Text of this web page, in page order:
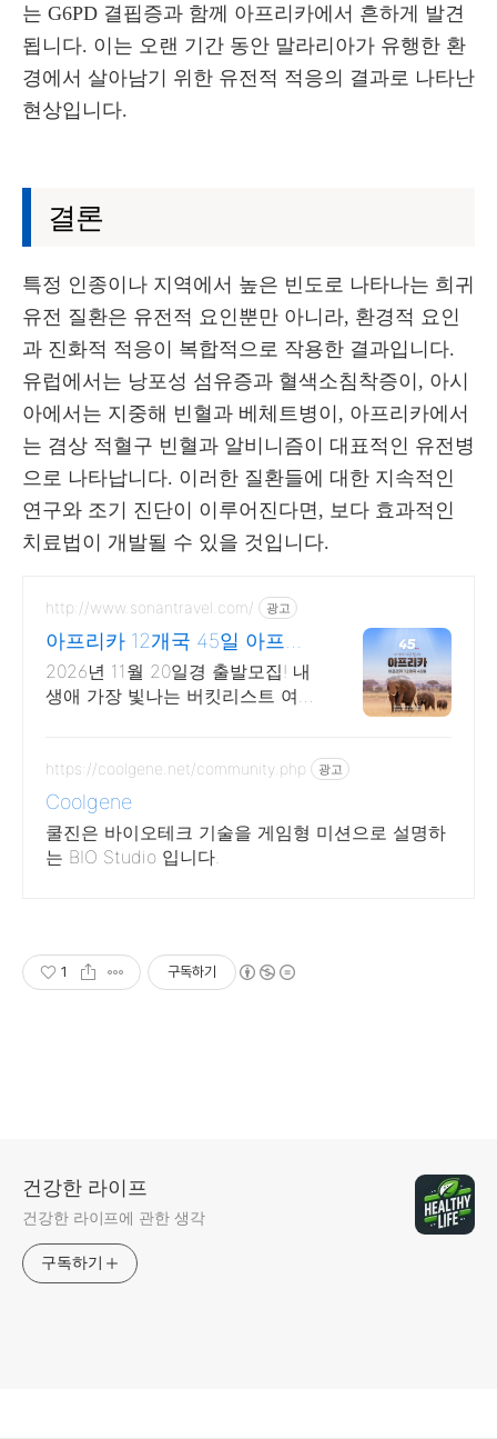
는 G6PD 결핍증과 함께 아프리카에서 흔하게 발견
됩니다. 이는 오랜 기간 동안 말라리아가 유행한 환
경에서 살아남기 위한 유전적 적응의 결과로 나타난
현상입니다.
결론
특정 인종이나 지역에서 높은 빈도로 나타나는 희귀
유전 질환은 유전적 요인뿐만 아니라, 환경적 요인
과 진화적 적응이 복합적으로 작용한 결과입니다.
유럽에서는 낭포성 섬유증과 혈색소침착증이, 아시
아에서는 지중해 빈혈과 베체트병이, 아프리카에서
는 겸상 적혈구 빈혈과 알비니즘이 대표적인 유전병
으로 나타납니다. 이러한 질환들에 대한 지속적인
연구와 조기 진단이 이루어진다면, 보다 효과적인
치료법이 개발될 수 있을 것입니다.
http://www.sonantravel.com/ 광고
아프리카 12개국 45일 아프리
카 12개국 45일
2026년 11월 20일경 출발모집! 내
생애 가장 빛나는 버킷리스트 여
https://coolgene.net/community.php 광고
Coolgene
쿨진은 바이오테크 기술을 게임형 미션으로 설명하
는 BIO Studio 입니다.
1 구독하기
건강한 라이프
건강한 라이프에 관한 생각
구독하기